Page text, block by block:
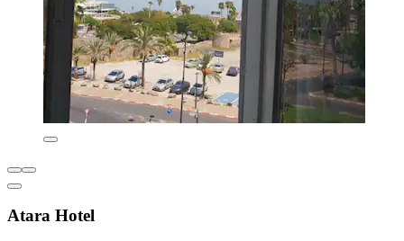
Atara Hotel